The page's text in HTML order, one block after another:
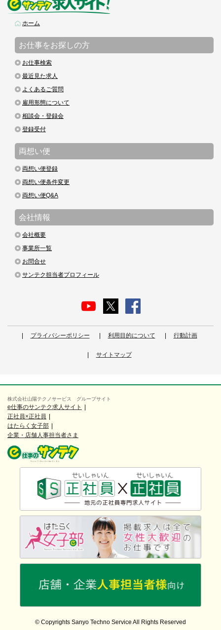
ホーム
お仕事をお探しの方
お仕事検索
最近見た求人
よくあるご質問
雇用形態について
相談会・登録会
登録受付
両想い便
両想い便登録
両想い便条件変更
両想い便Q&A
会社情報
会社概要
事業所一覧
お問合せ
サンテク担当者プロフィール
プライバシーポリシー 利用目的について 行動計画
サイトマップ
株式会社山陽テクノサービス グループサイト
e仕事のサンテク求人サイト
正社員×正社員
はたらく女子部
企業・店舗人事担当者さま
© Copyrights Sanyo Techno Service All Rights Reserved